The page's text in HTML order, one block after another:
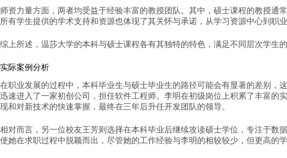
师资力量方面，两者均受益于经验丰富的教授团队。其中，硕士课程的教授
所有学生提供的学术支持和资源也体现了其关怀与承诺，从学习资源中心到职
综上所述，温莎大学的本科与硕士课程各有其独特的特色，满足不同层次学生
实际案例分析
在职业发展的过程中，本科毕业生与硕士毕业生的路径可能会有显著的差别
迅速进入了一家初创公司，担任软件工程师。李明在初级岗位上积累了丰富
现和对新技术的快速掌握，最终在三年后升任开发团队的领导。
相对而言，另一位校友王芳则选择在本科毕业后继续攻读硕士学位，专注于
使她在求职过程中脱颖而出，尽管她的工作经验与李明的相较较少，但更高的